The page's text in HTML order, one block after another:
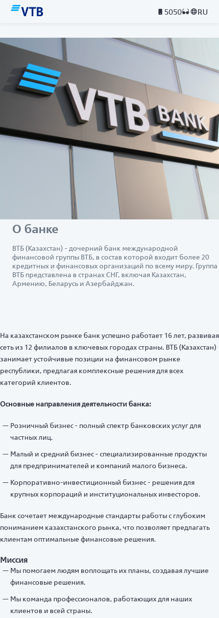
5050 RU
О банке
ВТБ (Казахстан) - дочерний банк международной
финансовой группы ВТБ, в состав которой входит более 20
кредитных и финансовых организаций по всему миру. Группа
ВТБ представлена в странах СНГ, включая Казахстан,
Армению, Беларусь и Азербайджан.
На казахстанском рынке банк успешно работает 16 лет, развивая
сеть из 12 филиалов в ключевых городах страны. ВТБ (Казахстан)
занимает устойчивые позиции на финансовом рынке
республики, предлагая комплексные решения для всех
категорий клиентов.
Основные направления деятельности банка:
Розничный бизнес - полный спектр банковских услуг для
частных лиц.
Малый и средний бизнес - специализированные продукты
для предпринимателей и компаний малого бизнеса.
Корпоративно-инвестиционный бизнес - решения для
крупных корпораций и институциональных инвесторов.
Банк сочетает международные стандарты работы с глубоким
пониманием казахстанского рынка, что позволяет предлагать
клиентам оптимальные финансовые решения.
Миссия
Мы помогаем людям воплощать их планы, создавая лучшие
финансовые решения.
Мы команда профессионалов, работающих для наших
клиентов и всей страны.